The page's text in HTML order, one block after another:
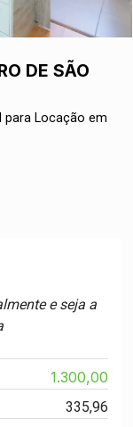
DE SÃO
para Locação em
e seja a
1.300,00
335,96